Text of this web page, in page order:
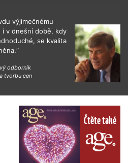
výjimečnému
i v dnešní době, kdy
se kvalita
odborník
tvorbu cen
Čtěte také